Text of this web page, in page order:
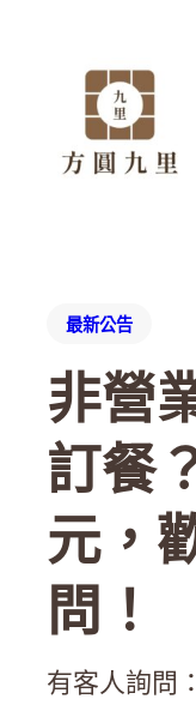
最新公告
非營
訂餐
元，
問！
有客人詢問